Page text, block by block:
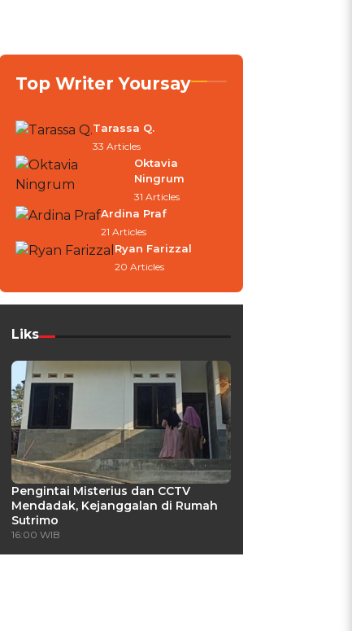
Top Writer Yoursay
Tarassa Q.
33 Articles
Oktavia
Ningrum
31 Articles
Ardina Praf
21 Articles
Ryan Farizzal
20 Articles
Liks
Pengintai Misterius dan CCTV
Mendadak, Kejanggalan di Rumah
Sutrimo
16:00 WIB